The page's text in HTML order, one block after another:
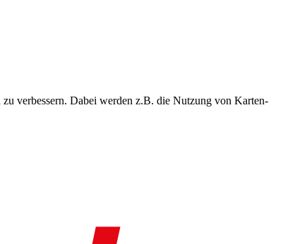
verbessern. Dabei werden z.B. die Nutzung von Karten-